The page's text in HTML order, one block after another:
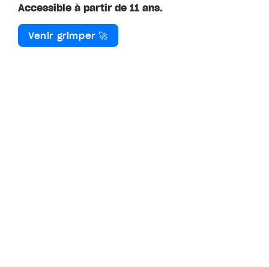
Accessible à partir de 11 ans.
Venir grimper 🚀